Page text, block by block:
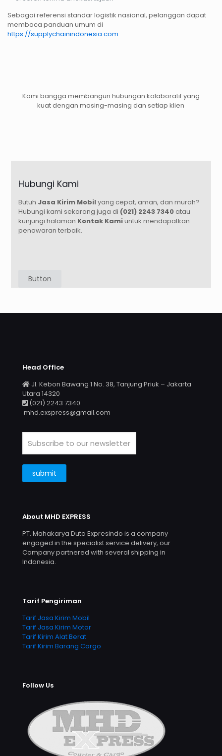
Sebagai referensi standar logistik nasional, pelanggan dapat
membaca panduan umum di
https://supplychainindonesia.com
Kami bangga membangun hubungan kolaboratif yang
kuat dengan masing-masing dan setiap klien
Hubungi Kami
Butuh Jasa Kirim Mobilyang cepat, aman, dan murah?
Hubungi kami sekarang juga di (021) 2243 7340atau
kunjungi halaman Kontak Kamiuntuk mendapatkan
penawaran terbaik.
Button
Head Office
Jl. Kebon Bawang 1 No. 38, Tanjung Priuk – Jakarta
Utara 14320
(021) 2243 7340
mhd.exspress@gmail.com
About MHD EXPRESS
PT. Mahakarya Duta Expresindo is a company
engaged in the specialist service delivery, our
Company partnered with several shipping in
Indonesia.
Tarif Pengiriman
Tarif Jasa Kirim Mobil
Tarif Jasa Kirim Motor
Tarif Kirim Alat Berat
Tarif Kirim Barang Cargo
Follow Us